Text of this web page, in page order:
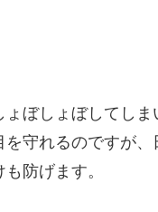
ぼしょぼしてし
守れるのですが
防げます。